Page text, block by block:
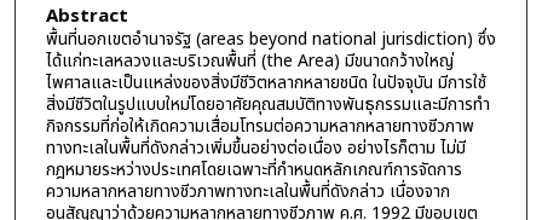
Abstract
พื้นที่นอกเขตอำนาจรัฐ (areas beyond national jurisdiction) ซึ่ง
ได้แก่ทะเลหลวงและบริเวณพื้นที่ (the Area) มีขนาดกว้างใหญ่
ไพศาลและเป็นแหล่งของสิ่งมีชีวิตหลากหลายชนิด ในปัจจุบัน มีการใช้
สิ่งมีชีวิตในรูปแบบใหม่โดยอาศัยคุณสมบัติทางพันธุกรรมและมีการทำ
กิจกรรมที่ก่อให้เกิดความเสื่อมโทรมต่อความหลากหลายทางชีวภาพ
ทางทะเลในพื้นที่ดังกล่าวเพิ่มขึ้นอย่างต่อเนื่อง อย่างไรก็ตาม ไม่มี
กฎหมายระหว่างประเทศโดยเฉพาะที่กำหนดหลักเกณฑ์การจัดการ
ความหลากหลายทางชีวภาพทางทะเลในพื้นที่ดังกล่าว เนื่องจาก
อนุสัญญาว่าด้วยความหลากหลายทางชีวภาพ ค.ศ. 1992 มีขอบเขต